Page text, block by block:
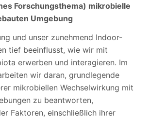
Forschungsthema) mikrobielle
Umgebung
und unser zunehmend Indoor-
tief beeinflusst, wie wir mit
erwerben und interagieren. Im
wir daran, grundlegende
mikrobiellen Wechselwirkung mit
zu beantworten,
Faktoren, einschließlich ihrer